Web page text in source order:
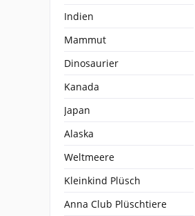
Indien
Mammut
Dinosaurier
Kanada
Japan
Alaska
Weltmeere
Kleinkind Plüsch
Anna Club Plüschtiere